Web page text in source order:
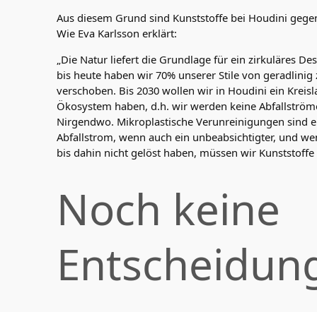
Aus diesem Grund sind Kunststoffe bei Houdini
Wie Eva Karlsson erklärt:
„Die Natur liefert die Grundlage für ein zirkuläres
bis heute haben wir 70% unserer Stile von geradlinig
verschoben. Bis 2030 wollen wir in Houdini ein
Ökosystem haben, d.h. wir werden keine
Nirgendwo. Mikroplastische Verunreinigungen sind
Abfallstrom, wenn auch ein unbeabsichtigter, und
bis dahin nicht gelöst haben, müssen wir Kunststoffe
Noch keine